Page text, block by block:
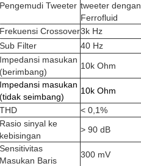
Pengemudi Tweeter tweeter dengan
Ferrofluid
Frekuensi Crossover3k Hz
Sub Filter
40 Hz
Impedansi masukan
(berimbang)
10k Ohm
Impedansi masukan
(tidak seimbang)
10k Ohm
THD
< 0,1%
Rasio sinyal ke
kebisingan
> 90 dB
Sensitivitas
Masukan Baris
300 mV